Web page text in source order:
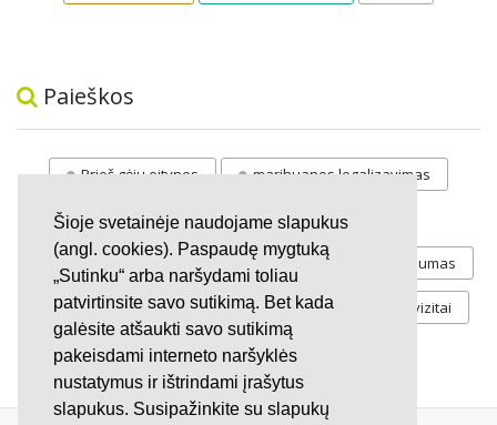
Šioje svetainėje naudojame slapukus
(angl. cookies). Paspaudę mygtuką
„Sutinku“ arba naršydami toliau
patvirtinsite savo sutikimą. Bet kada
galėsite atšaukti savo sutikimą
pakeisdami interneto naršyklės
nustatymus ir ištrindami įrašytus
slapukus. Susipažinkite su slapukų
Paieškos
Prieš gėju eitynes marihuanos legalizavimas
STOP vaiku atemimas
Pilnos moksleivių vasaros atostogos referendumas
Keliu jaunystės Valandos Rekvizitai
Investicijos